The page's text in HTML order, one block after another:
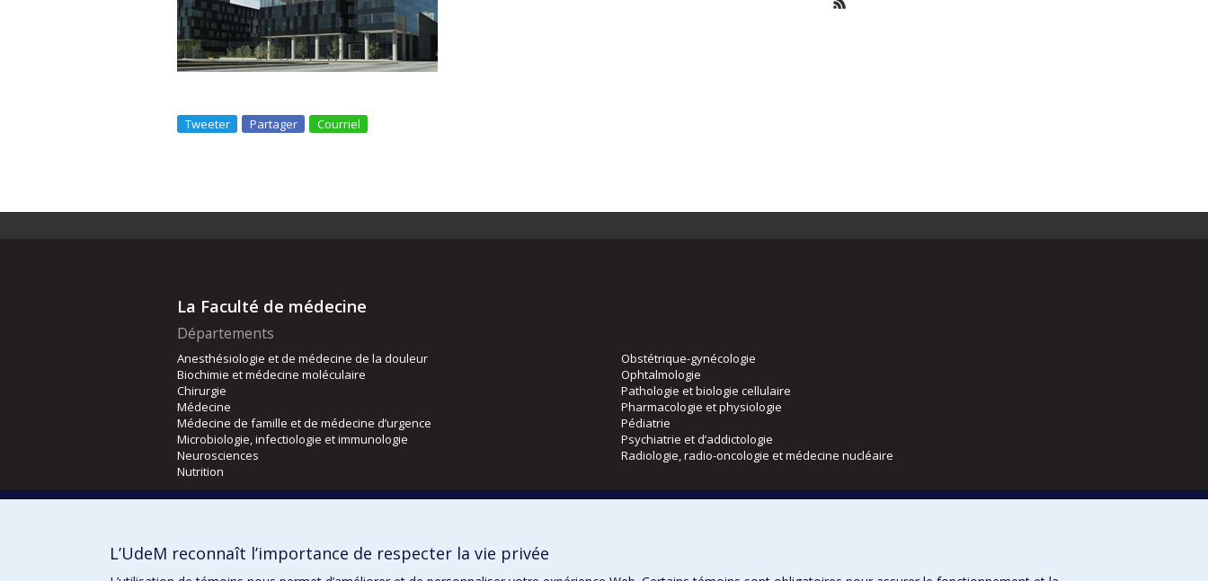
Tweeter Partager Courriel
La Faculté de médecine
Départements
Anesthésiologie et de médecine de la douleur
Biochimie et médecine moléculaire
Chirurgie
Médecine
Médecine de famille et de médecine d’urgence
Microbiologie, infectiologie et immunologie
Neurosciences
Nutrition
Obstétrique-gynécologie
Ophtalmologie
Pathologie et biologie cellulaire
Pharmacologie et physiologie
Pédiatrie
Psychiatrie et d’addictologie
Radiologie, radio-oncologie et médecine nucléaire
Orthophonie et audiologie
L’UdeM reconnaît l’importance de respecter la vie privée